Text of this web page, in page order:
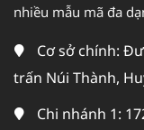
nhiều mẫu mã đa
Cơ sở chính:
trấn Núi Thành,
Chi nhánh 1: